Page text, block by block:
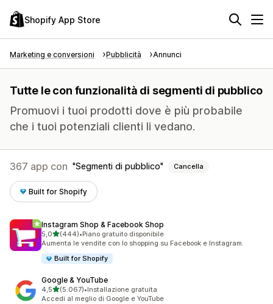
Shopify App Store
Marketing e conversioni Pubblicità Annunci
Tutte le con funzionalità di segmenti di pubblico
Promuovi i tuoi prodotti dove è più probabile
che i tuoi potenziali clienti li vedano.
367 app con Segmenti di pubblico Cancella
Built for Shopify
Instagram Shop & Facebook Shop
5,0stelle su 5
(444)
444 recensioni totali
•Piano gratuito disponibile
Aumenta le vendite con lo shopping su Facebook e Instagram.
Built for Shopify
Google & YouTube
4,5stelle su 5
(5.067)
5067 recensioni totali
•Installazione gratuita
Accedi al meglio di Google e YouTube